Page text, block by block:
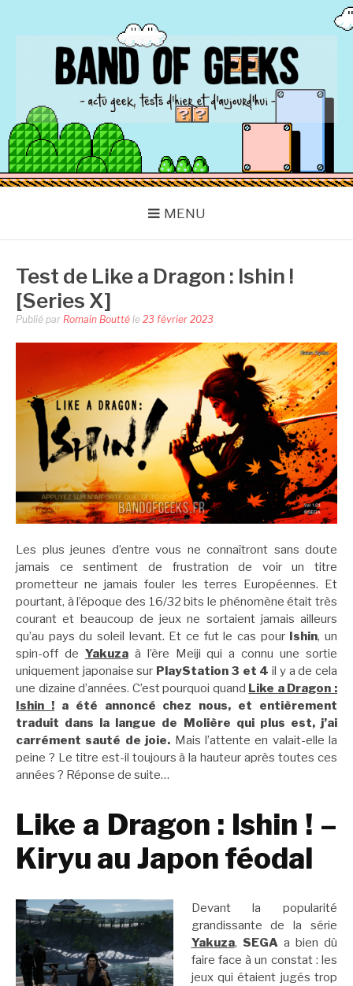
BAND OF GEEKS
Actu Geek d'hier et d'aujourd'hui
MENU
Test de Like a Dragon : Ishin !
[Series X]
Publié par Romain Boutté le 23 février 2023
Les plus jeunes d’entre vous ne connaîtront sans doute
jamais ce sentiment de frustration de voir un titre
prometteur ne jamais fouler les terres Européennes. Et
pourtant, à l’époque des 16/32 bits le phénomène était très
courant et beaucoup de jeux ne sortaient jamais ailleurs
qu’au pays du soleil levant. Et ce fut le cas pour Ishin, un
spin-off de Yakuzaà l’ère Meiji qui a connu une sortie
uniquement japonaise sur PlayStation 3 et 4 il y a de cela
une dizaine d’années. C’est pourquoi quand Like a Dragon :
Ishin !a été annoncé chez nous, et entièrement
traduit dans la langue de Molière qui plus est, j’ai
carrément sauté de joie. Mais l’attente en valait-elle la
peine ? Le titre est-il toujours à la hauteur après toutes ces
années ? Réponse de suite…
Like a Dragon : Ishin ! –
Kiryu au Japon féodal
Devant la popularité
grandissante de la série
Yakuza, SEGAa bien dû
faire face à un constat : les
jeux qui étaient jugés trop